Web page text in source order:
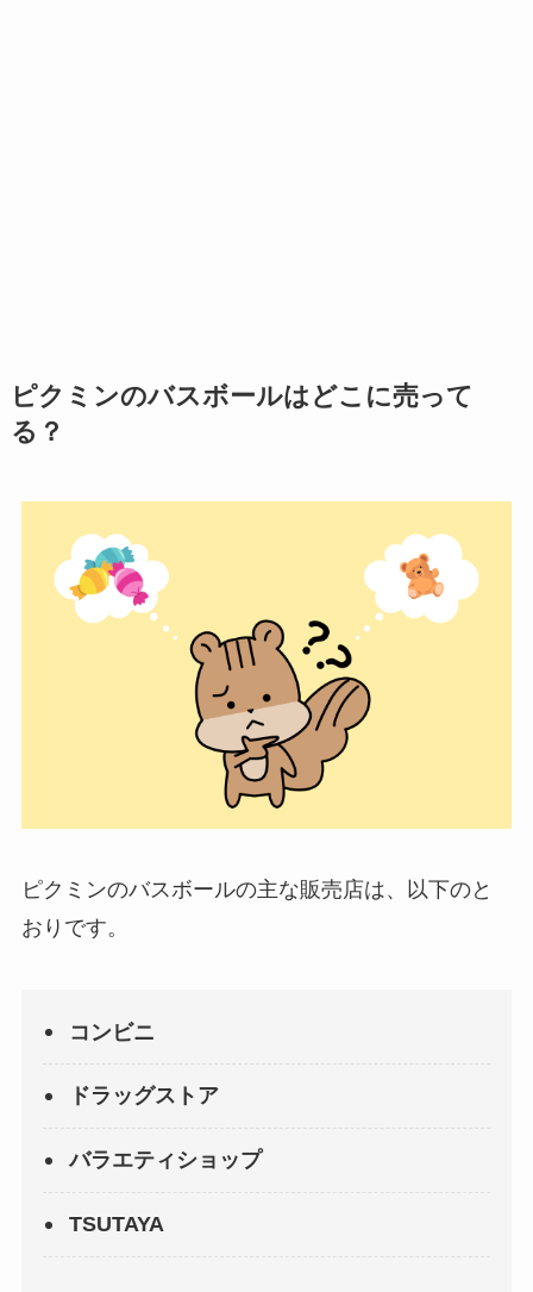
ピクミンのバスボールはどこに売って
る？
ピクミンのバスボールの主な販売店は、以下のと
おりです。
コンビニ
ドラッグストア
バラエティショップ
TSUTAYA